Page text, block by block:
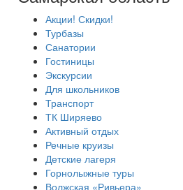
Акции! Скидки!
Турбазы
Санатории
Гостиницы
Экскурсии
Для школьников
Транспорт
ТК Ширяево
Активный отдых
Речные круизы
Детские лагеря
Горнолыжные туры
Волжская «Ривьера»